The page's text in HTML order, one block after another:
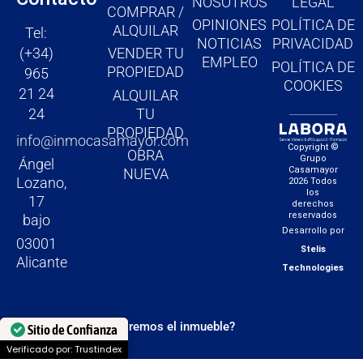
¿Quieres que te valoremos el inmueble?
o
k
r
m
e
Tel:
(+34)
965
21 24
24
info@inmocasamayor.com
Ángel
Lozano,
17
bajo
03001
Alicante
COMPRAR /
ALQUILAR
VENDER TU
PROPIEDAD
ALQUILAR
TU
PROPIEDAD
OBRA
NUEVA
OPINIONES
NOTICIAS
EMPLEO
POLÍTICA DE
PRIVACIDAD
POLÍTICA DE
COOKIES
Copyright ©
Grupo
Casamayor
2026 Todos
los
derechos
reservados
Desarrollo por
Stelis
Technologies
Sitio de Confianza
Verificado por: Trustindex